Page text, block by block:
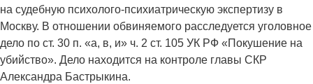
на судебную психолого-психиатрическую экспертизу в
Москву. В отношении обвиняемого расследуется уголовное
дело по ст. 30 п. «а, в, и» ч. 2 ст. 105 УК РФ «Покушение на
убийство». Дело находится на контроле главы СКР
Александра Бастрыкина.